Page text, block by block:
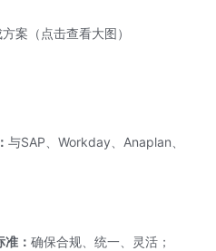
案（点击查看大图）
与SAP、Workday、Anaplan、
： 确保合规、统一、灵活；